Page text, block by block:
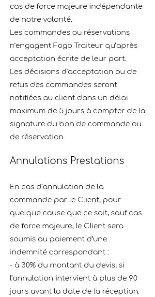
cas de force majeure indépendante
de notre volonté.
Les commandes ou réservations
n’engagent Fogo Traiteur qu’après
acceptation écrite de leur part.
Les décisions d’acceptation ou de
refus des commandes seront
notiﬁées au client dans un délai
maximum de 5 jours à compter de la
signature du bon de commande ou
de réservation.
Annulations Prestations
En cas d’annulation de la
commande par le Client, pour
quelque cause que ce soit, sauf cas
de force majeure, le Client sera
soumis au paiement d’une
indemnité correspondant :
- à 30% du montant du devis, si
l’annulation intervient à plus de 90
jours avant la date de la réception.